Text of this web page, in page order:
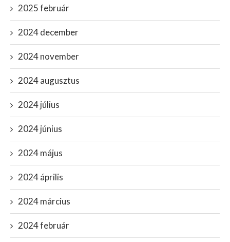
2025 február
2024 december
2024 november
2024 augusztus
2024 július
2024 június
2024 május
2024 április
2024 március
2024 február